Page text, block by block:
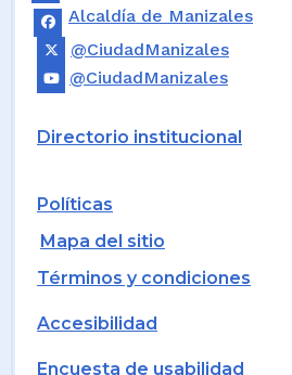
Alcaldía de Manizales
@CiudadManizales
@CiudadManizales
Directorio institucional
Políticas
Mapa del sitio
Términos y condiciones
Accesibilidad
Encuesta de usabilidad